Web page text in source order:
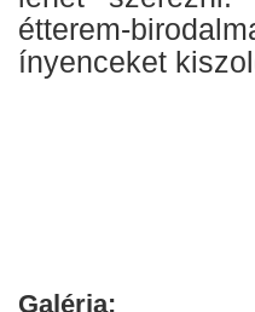
étterem-
ínyenceket
Galéria: